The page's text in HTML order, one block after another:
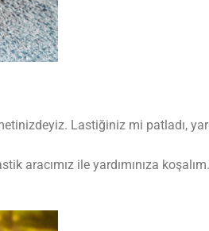
Lastiğiniz mi patladı,
aracımız ile yardımınıza koşalım.